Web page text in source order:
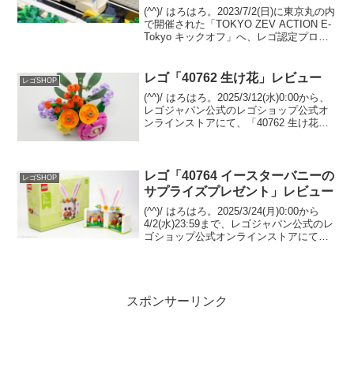
(^^)/ はろはろ。2023/7/2(日)に東京丸の内
で開催された「TOKYO ZEV ACTION E-
Tokyo キックオフ」へ、レゴ認定プロビ
観に、伺い...
レゴSHOP レゴ「40762 生け花」レビュー
(^^)/ はろはろ。2025/3/12(水)0:00から、
レゴジャパン公式のレゴショップ公式オ
ンラインストアにて、「40762 生け花」
レゴSHOP
レゴ「40764 イースターバニーの
サプライズプレゼント」レビュー
(^^)/ はろはろ。2025/3/24(月)0:00から
4/2(水)23:59まで、レゴジャパン公式のレ
ゴショップ公式オンラインストアにて、
スポンサーリンク